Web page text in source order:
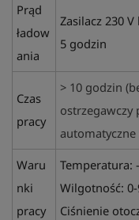
Prąd
ładow
ania
Zasilacz 230
5 godzin
Czas
pracy
> 10 godzin
ostrzegawczy
automatyczne
Waru
nki
pracy
Temperatura:
Wilgotność: 0-
Ciśnienie